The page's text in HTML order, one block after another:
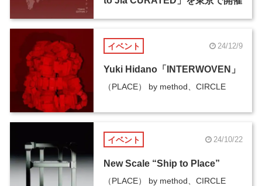
イベント 24/12/9
Yuki Hidano「INTERWOVEN」
（PLACE） by method、CIRCLE
イベント 24/10/22
New Scale “Ship to Place”
（PLACE） by method、CIRCLE